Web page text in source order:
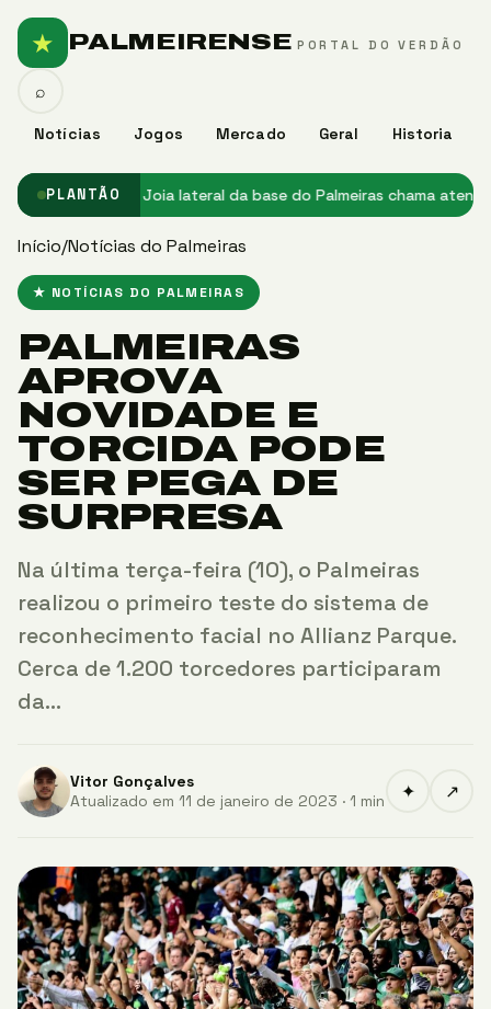
★ PALMEIRENSE PORTAL DO VERDÃO
Notícias Jogos Mercado Geral Historia
⌕
PLANTÃO
Palmeiras★ Joia lateral da base do Palmeiras chama atenção e
Início/Notícias do Palmeiras
★ NOTÍCIAS DO PALMEIRAS
PALMEIRAS
APROVA
NOVIDADE E
TORCIDA PODE
SER PEGA DE
SURPRESA
Na última terça-feira (10), o Palmeiras
realizou o primeiro teste do sistema de
reconhecimento facial no Allianz Parque.
Cerca de 1.200 torcedores participaram
da…
Vitor Gonçalves
Atualizado em 11 de janeiro de 2023 · 1 min
✦ ↗